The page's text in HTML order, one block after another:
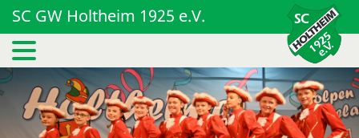
SC GW Holtheim 1925 e.V.